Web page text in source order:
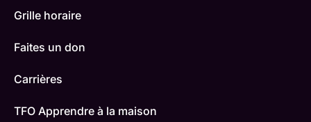
Grille horaire
Faites un don
Carrières
TFO Apprendre à la maison